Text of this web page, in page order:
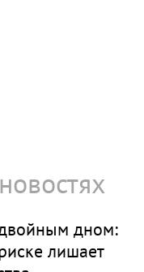
дном:
лишает